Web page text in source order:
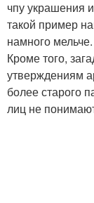
чпу украшения
такой пример
намного
Кроме того,
утверждениям
более старого
лиц не